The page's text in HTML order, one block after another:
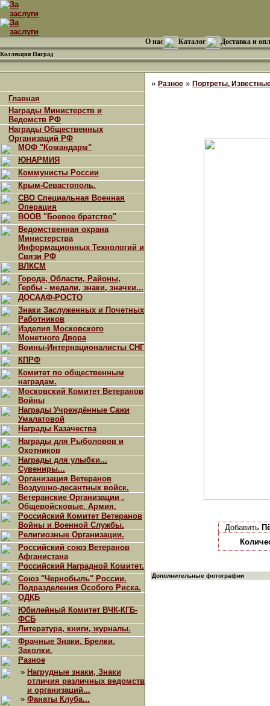
Коллекция Наград
О нас Каталог Доставка и
Главная
Награды Министерств и
Ведомств РФ
Награды Общественных
Организаций РФ
МОФ "Командарм"
ЮНАРМИЯ
Коммунисты России
Крым-Севастополь.
СВО Специальная Военная
Операция
ВООВ "Боевое братство"
Ведомственная охрана
Министерства
Информационных Технологий и
Связи РФ
ВЛКСМ
Города, Области, Районы,
Гербы - медали, знаки, значки...
ДОСААФ-РОСТО
Знаки Заслуженных и Почетных
Работников
Изделия Московского
Монетного Двора
Воины-Интернационалисты СНГ
КПРФ
Комитет по общественным
наградам.
Московский Комитет Ветеранов
Войны
Награды Учреждённые Сажи
Умалатовой
Награды Казачества
Награды для Рыболовов и
Охотников
Награды для улыбки...
Сувениры...
Организация Ветеранов
Воздушно-десантных войск.
Ветеранские Организации .
Общевойсковые. Армия.
Российский Комитет Ветеранов
Войны и Военной Службы.
Религиозные Организации.
Российский союз Ветеранов
Афганистана
Российский Наградной Комитет.
Союз "Чернобыль" России.
Подразделения Особого Риска.
ОДКБ
Юбилейный Комитет ВЧК-КГБ-
ФСБ
Литература, книги, журналы.
Фрачные Знаки. Брелки.
Заколки.
Разное
» Нагрудные знаки, Знаки
отличия различных ведомств
и организаций...
» Фанаты Клуба...
» Разное » Портреты,
Добавить
Дополнительные фотографии